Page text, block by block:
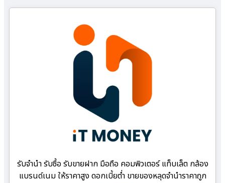
รับจำนำ รับซื้อ รับขายฝาก มือถือ คอมพิวเตอร์ แท็บเล็ต กล้อง
แบรนด์เนม ให้ราคาสูง ดอกเบี้ยต่ำ ขายของหลุดจำนำราคาถูก